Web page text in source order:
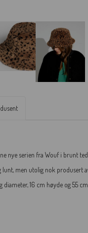
nye serien fra Wouf i brunt
lunt, men utolig nok
diameter, 16 cm høyde og 55